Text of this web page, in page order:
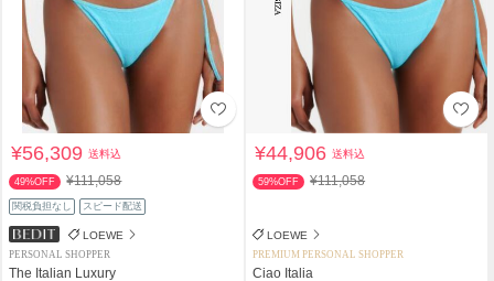
¥56,309送料込
49%OFF ¥111,058
関税負担なし スピード配送
LOEWE
PERSONAL SHOPPER
The Italian Luxury
¥44,906送料込
59%OFF ¥111,058
LOEWE
PREMIUM PERSONAL SHOPPER
Ciao Italia